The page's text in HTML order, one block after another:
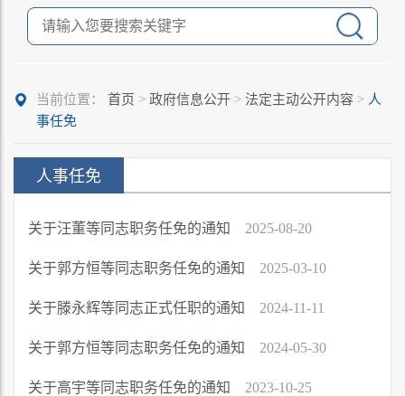
当前位置： 首页 > 政府信息公开 > 法定主动公开内容 > 人
事任免
人事任免
关于汪董等同志职务任免的通知 2025-08-20
关于郭方恒等同志职务任免的通知 2025-03-10
关于滕永辉等同志正式任职的通知 2024-11-11
关于郭方恒等同志职务任免的通知 2024-05-30
关于高宇等同志职务任免的通知 2023-10-25